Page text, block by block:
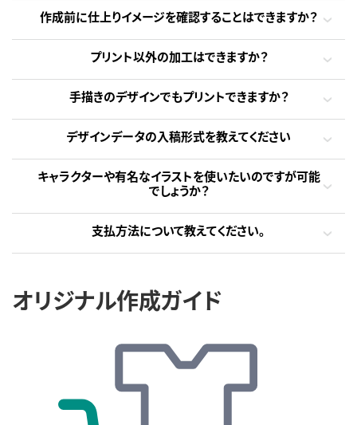
作成前に仕上りイメージを確認することはできますか？
プリント以外の加工はできますか？
手描きのデザインでもプリントできますか？
デザインデータの入稿形式を教えてください
キャラクターや有名なイラストを使いたいのですが可能
でしょうか？
支払方法について教えてください。
オリジナル作成ガイド